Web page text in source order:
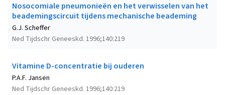
Nosocomiale pneumonieën en het verwisselen van het
beademingscircuit tijdens mechanische beademing
Ned Tijdschr Geneeskd. 1996;140:219
G.J. Scheffer
Vitamine D-concentratie bij ouderen
Ned Tijdschr Geneeskd. 1996;140:219
P.A.F. Jansen